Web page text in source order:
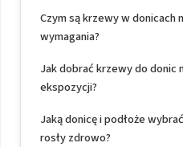
Czym są krzewy w donicach
wymagania?
Jak dobrać krzewy do donic
ekspozycji?
Jaką donicę i podłoże
rosły zdrowo?